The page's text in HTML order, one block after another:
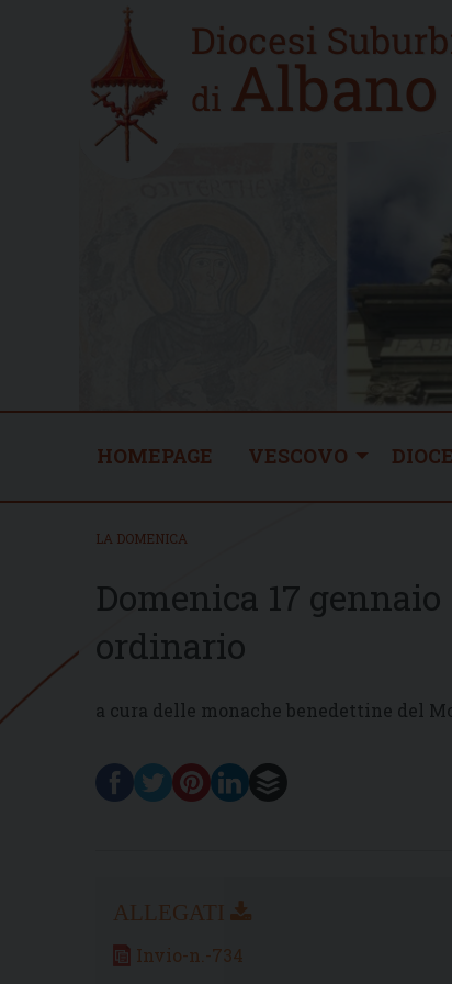
Home
new
HOMEPAGE VESCOVO
LA DOMENICA
Domenica 17
ordinario
a cura delle monache benedettine del
Invio-n.-734